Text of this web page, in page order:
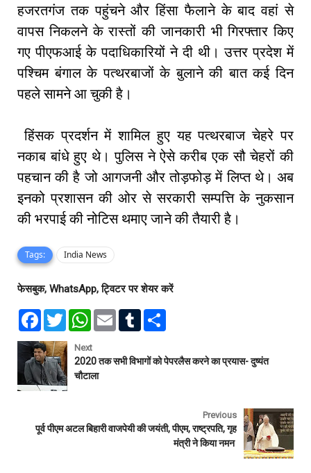
हजरतगंज तक पहुंचने और हिंसा फैलाने के बाद वहां से
वापस निकलने के रास्तों की जानकारी भी गिरफ्तार किए
गए पीएफआई के पदाधिकारियों ने दी थी। उत्तर प्रदेश में
पश्चिम बंगाल के पत्थरबाजों के बुलाने की बात कई दिन
पहले सामने आ चुकी है।
हिंसक प्रदर्शन में शामिल हुए यह पत्थरबाज चेहरे पर
नकाब बांधे हुए थे। पुलिस ने ऐसे करीब एक सौ चेहरों की
पहचान की है जो आगजनी और तोड़फोड़ में लिप्त थे। अब
इनको प्रशासन की ओर से सरकारी सम्पत्ति के नुकसान
की भरपाई की नोटिस थमाए जाने की तैयारी है।
Tags: India News
फेसबुक, WhatsApp, ट्विटर पर शेयर करें
F
e
b
o
o
k
T
w
t
r
W
t
s
A
p
E
l
T
l
e
Next
2020 तक सभी विभागों को पेपरलैस करने का प्रयास- दुष्यंत
चौटाला
Previous
पूर्व पीएम अटल बिहारी वाजपेयी की जयंती, पीएम, राष्ट्रपति, गृह
मंत्री ने किया नमन